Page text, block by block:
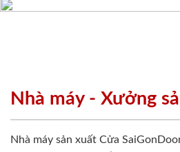
Nhà máy - Xưởng
Nhà máy sản xuất Cửa